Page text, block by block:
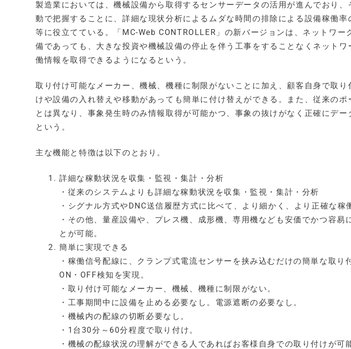
製造業においては、機械設備から取得するセンサーデータの活用が進んでおり、
動で把握することに、詳細な現状分析によるムダな時間の排除による設備稼働
等に役立てている。「MC-Web CONTROLLER」の新バージョンは、ネットワー
備であっても、大きな投資や機械設備の停止を伴う工事をすることなくネット
働情報を取得できるようになるという。
取り付け可能なメーカー、機械、機種に制限がないことに加え、顧客自身で取
けや設備の入れ替えや移動があっても簡単に付け替えができる。また、従来の
とは異なり、事象発生時のみ情報取得が可能かつ、事象の抜けがなく正確にデ
という。
主な機能と特徴は以下のとおり。
詳細な稼動状況を収集・監視・集計・分析
・従来のシステムよりも詳細な稼動状況を収集・監視・集計・分析
・シグナル方式やDNC送信履歴方式に比べて、より細かく、より正確な稼
・その他、量産設備や、プレス機、成形機、専用機なども安価でかつ容易
とが可能。
簡単に実現できる
・稼働信号配線に、クランプ式電流センサーを挟み込むだけの簡単な取り
ON・OFF検知を実現。
・取り付け可能なメーカー、機械、機種に制限がない。
・工事期間中に設備を止める必要なし。電源遮断の必要なし。
・機械内の配線の切断必要なし。
・1台30分～60分程度で取り付け。
・機械の配線状況の理解ができる人であればお客様自身での取り付けが可